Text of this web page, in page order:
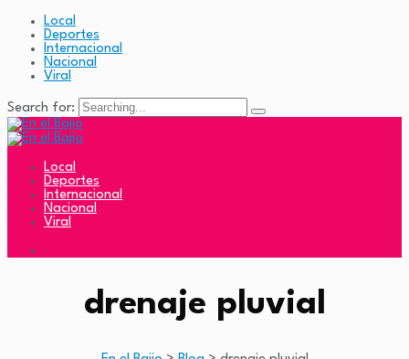
Local
Deportes
Internacional
Nacional
Viral
Search for:
Local
Deportes
Internacional
Nacional
Viral
drenaje pluvial